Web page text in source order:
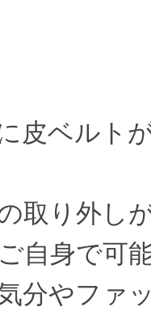
皮ベルト
外しが
自身で可
ファッ